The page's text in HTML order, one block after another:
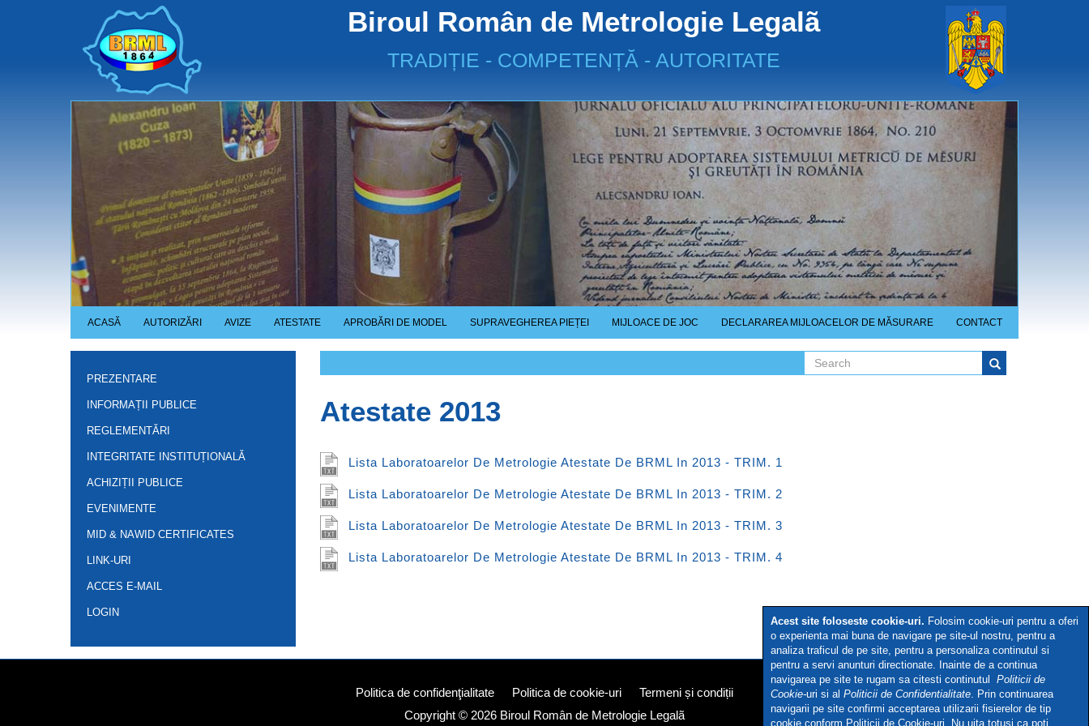
Biroul Român de Metrologie Legalã
TRADIȚIE - COMPETENȚĂ - AUTORITATE
ACASĂ AUTORIZĂRI AVIZE ATESTATE APROBĂRI DE MODEL SUPRAVEGHEREA PIEȚEI MIJLOACE DE JOC DECLARAREA MIJLOACELOR DE MĂSURARE CONTACT
PREZENTARE
INFORMAȚII PUBLICE
REGLEMENTĂRI
INTEGRITATE INSTITUȚIONALĂ
ACHIZIȚII PUBLICE
EVENIMENTE
MID & NAWID CERTIFICATES
LINK-URI
ACCES E-MAIL
LOGIN
Search form
Atestate 2013
Lista Laboratoarelor De Metrologie Atestate De BRML In 2013 - TRIM. 1
Lista Laboratoarelor De Metrologie Atestate De BRML In 2013 - TRIM. 2
Lista Laboratoarelor De Metrologie Atestate De BRML In 2013 - TRIM. 3
Lista Laboratoarelor De Metrologie Atestate De BRML In 2013 - TRIM. 4
Politica de confidenţialitate Politica de cookie-uri
Termeni și condiții
Copyright © 2026 Biroul Român de Metrologie Legalã
Acest site foloseste cookie-uri. Folosim cookie-uri pentru a oferi
o experienta mai buna de navigare pe site-ul nostru, pentru a
analiza traficul de pe site, pentru a personaliza continutul si
pentru a servi anunturi directionate. Inainte de a continua
navigarea pe site te rugam sa citesti continutul Politicii de
Cookie-uri si al Politicii de Confidentialitate. Prin continuarea
navigarii pe site confirmi acceptarea utilizarii fisierelor de tip
cookie conform Politicii de Cookie-uri. Nu uita totusi ca poti